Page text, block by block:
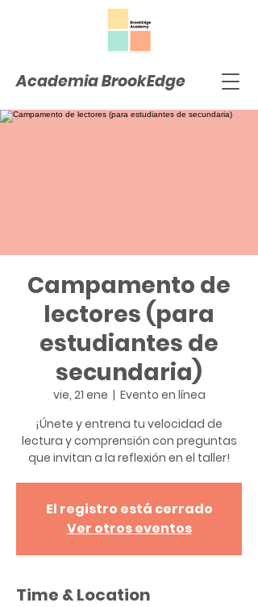
Academia BrookEdge
Campamento de
lectores (para
estudiantes de
secundaria)
vie, 21 ene
  |
Evento en línea
¡Únete y entrena tu velocidad de
lectura y comprensión con preguntas
que invitan a la reflexión en el taller!
El registro está cerrado
Ver otros eventos
Time & Location